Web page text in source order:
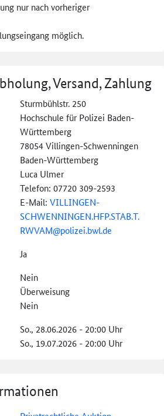
nur nach vorheriger
möglich.
Versand, Zahlung
Sturmbühlstr. 250
Hochschule für Polizei Baden-
Württemberg
78054 Villingen-Schwenningen
Baden-Württemberg
Luca Ulmer
Telefon: 07720 309-2593
E-Mail: VILLINGEN-
SCHWENNINGEN.HFP.STAB.T.
RWVAM@polizei.bwl.de
Ja
Nein
Überweisung
Nein
So., 28.06.2026 - 20:00 Uhr
So., 19.07.2026 - 20:00 Uhr